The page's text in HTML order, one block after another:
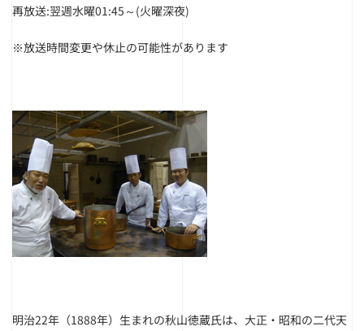
再放送:翌週水曜01:45～(火曜深夜)
※放送時間変更や休止の可能性があります
明治22年（1888年）生まれの秋山徳蔵氏は、大正・昭和の二代天